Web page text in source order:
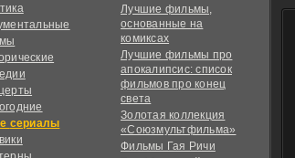
сериалы
Лучшие фильмы,
основанные на
комиксах
Лучшие фильмы про
апокалипсис: список
фильмов про конец
света
Золотая коллекция
«Союзмультфильма»
Фильмы Гая Ричи